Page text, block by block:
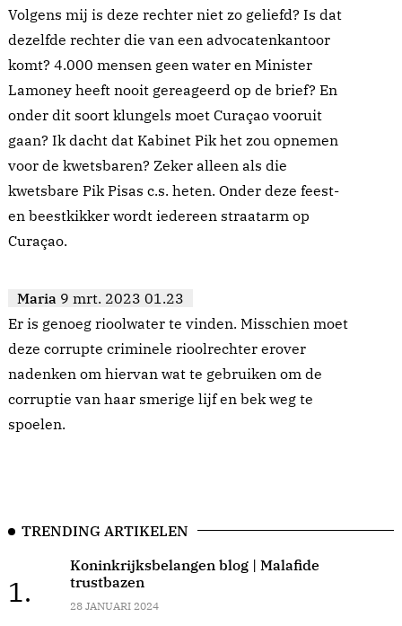
Volgens mij is deze rechter niet zo geliefd? Is dat
dezelfde rechter die van een advocatenkantoor
komt? 4.000 mensen geen water en Minister
Lamoney heeft nooit gereageerd op de brief? En
onder dit soort klungels moet Curaçao vooruit
gaan? Ik dacht dat Kabinet Pik het zou opnemen
voor de kwetsbaren? Zeker alleen als die
kwetsbare Pik Pisas c.s. heten. Onder deze feest-
en beestkikker wordt iedereen straatarm op
Curaçao.
Maria 9 mrt. 2023 01.23
Er is genoeg rioolwater te vinden. Misschien moet
deze corrupte criminele rioolrechter erover
nadenken om hiervan wat te gebruiken om de
corruptie van haar smerige lijf en bek weg te
spoelen.
TRENDING ARTIKELEN
1.
Koninkrijksbelangen blog | Malafide
trustbazen
28 JANUARI 2024